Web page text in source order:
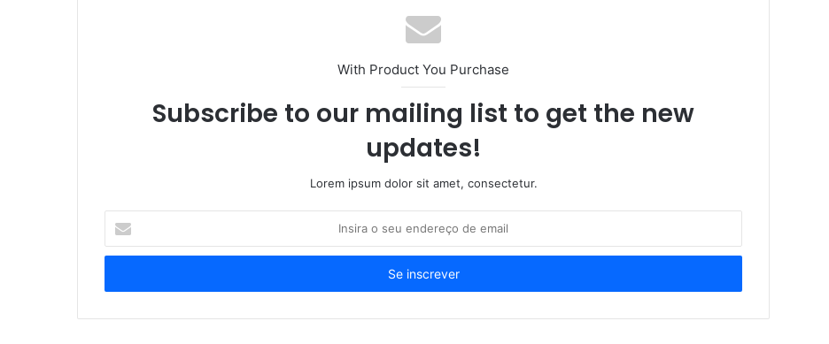
With Product You Purchase
Subscribe to our mailing list to get the new
updates!
Lorem ipsum dolor sit amet, consectetur.
seu
de